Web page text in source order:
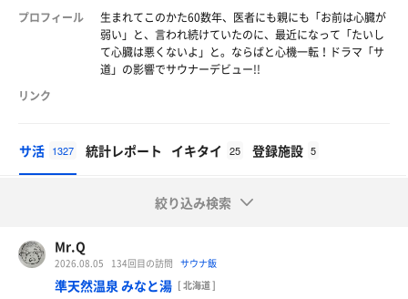
プロフィール
生まれてこのかた60数年、医者にも親にも「お前は心臓が
弱い」と、言われ続けていたのに、最近になって「たいし
て心臓は悪くないよ」と。ならばと心機一転！ドラマ「サ
道」の影響でサウナーデビュー!!
リンク
サ活 1327 統計レポート イキタイ 25 登録施設 5
絞り込み検索
Mr.Q
2026.08.05 134回目の訪問 サウナ飯
準天然温泉 みなと湯 [ 北海道 ]